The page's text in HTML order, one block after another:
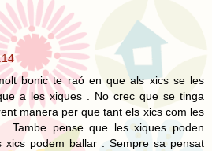
bonic te raó en que als xics se les
a les xiques . No crec que se tinga
manera per que tant els xics com les
Tambe pense que les xiques poden
xics podem ballar . Sempre sa pensat